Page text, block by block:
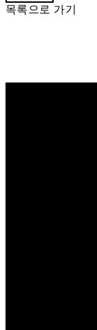
목록으로 가기